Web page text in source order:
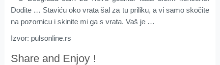
Dođite … Staviću oko vrata šal za tu priliku, a vi samo skočite
na pozornicu i skinite mi ga s vrata. Vaš je …
Izvor: pulsonline.rs
Share and Enjoy !